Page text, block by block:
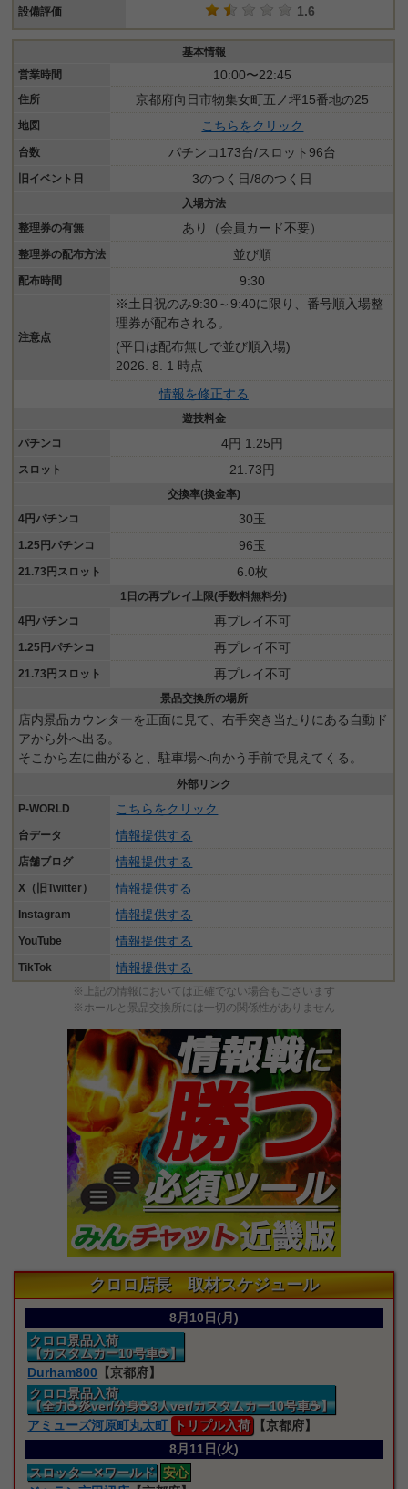
設備評価 1.6
基本情報
営業時間
10:00〜22:45
住所 京都府向日市物集女町五ノ坪15番地の25
地図 こちらをクリック
台数 パチンコ173台/スロット96台
旧イベント日 3のつく日/8のつく日
入場方法
整理券の有無
あり（会員カード不要）
整理券の配布方法 並び順
配布時間 9:30
注意点
※土日祝のみ9:30～9:40に限り、番号順入場整
理券が配布される。
(平日は配布無しで並び順入場)
2026. 8. 1 時点
情報を修正する
遊技料金
パチンコ
4円 1.25円
スロット 21.73円
交換率(換金率)
4円パチンコ
30玉
1.25円パチンコ 96玉
21.73円スロット 6.0枚
1日の再プレイ上限(手数料無料分)
4円パチンコ
再プレイ不可
1.25円パチンコ 再プレイ不可
21.73円スロット 再プレイ不可
景品交換所の場所
店内景品カウンターを正面に見て、右手突き当たりにある自動ド
アから外へ出る。
そこから左に曲がると、駐車場へ向かう手前で見えてくる。
外部リンク
P-WORLD
こちらをクリック
台データ 情報提供する
店舗ブログ 情報提供する
X（旧Twitter） 情報提供する
Instagram 情報提供する
YouTube 情報提供する
TikTok 情報提供する
※上記の情報においては正確でない場合もございます
※ホールと景品交換所には一切の関係性がありません
クロロ店長 取材スケジュール
8月10日(月)
クロロ景品入荷
【カスタムカー10号車☕】
Durham800 【京都府】
クロロ景品入荷
【全力☕炎ver/分身☕3人ver/カスタムカー10号車☕】
アミューズ河原町丸太町
トリプル入荷
【京都府】
8月11日(火)
スロッター✕ワールド 安心